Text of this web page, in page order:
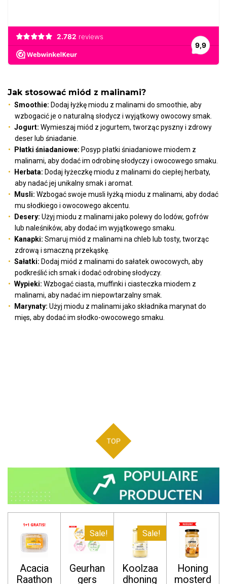
Jak stosować miód z malinami?
Smoothie: Dodaj łyżkę miodu z malinami do smoothie, aby
wzbogacić je o naturalną słodycz i wyjątkowy owocowy smak.
Jogurt: Wymieszaj miód z jogurtem, tworząc pyszny i zdrowy
deser lub śniadanie.
Płatki śniadaniowe: Posyp płatki śniadaniowe miodem z
malinami, aby dodać im odrobinę słodyczy i owocowego smaku.
Herbata: Dodaj łyżeczkę miodu z malinami do ciepłej herbaty,
aby nadać jej unikalny smak i aromat.
Musli: Wzbogać swoje musli łyżką miodu z malinami, aby dodać
mu słodkiego i owocowego akcentu.
Desery: Użyj miodu z malinami jako polewy do lodów, gofrów
lub naleśników, aby dodać im wyjątkowego smaku.
Kanapki: Smaruj miód z malinami na chleb lub tosty, tworząc
zdrową i smaczną przekąskę.
Sałatki: Dodaj miód z malinami do sałatek owocowych, aby
podkreślić ich smak i dodać odrobinę słodyczy.
Wypieki: Wzbogać ciasta, muffinki i ciasteczka miodem z
malinami, aby nadać im niepowtarzalny smak.
Marynaty: Użyj miodu z malinami jako składnika marynat do
mięs, aby dodać im słodko-owocowego smaku.
TOP
Acacia
Raathon
Sale!
Geurhan
gers
Sale!
Koolzaa
dhoning
Honing
mosterd